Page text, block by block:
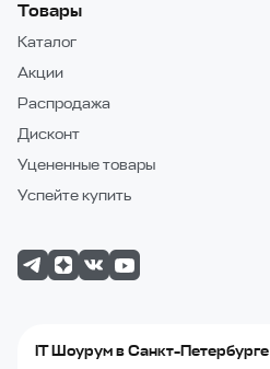
Товары
Каталог
Акции
Распродажа
Дисконт
Уцененные товары
Успейте купить
IT Шоурум в Санкт-Петербурге